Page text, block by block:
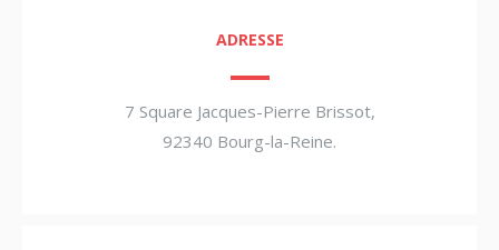
ADRESSE
7 Square Jacques-Pierre Brissot,
92340 Bourg-la-Reine.